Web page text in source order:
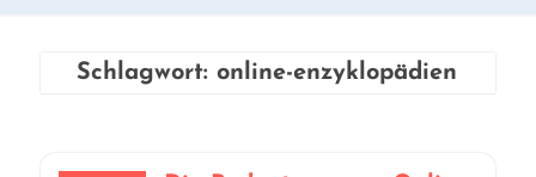
Schlagwort: online-enzyklopädien